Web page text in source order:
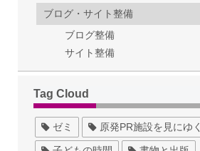
ブログ・サイト整備
ブログ整備
サイト整備
Tag Cloud
ゼミ 原発PR施設を見にゆく